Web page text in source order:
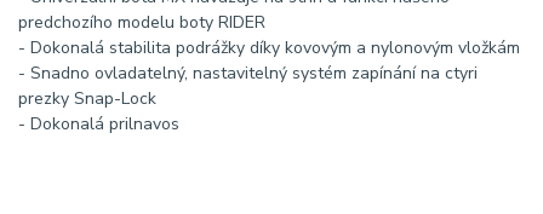
predchozího modelu boty RIDER
- Dokonalá stabilita podrážky díky kovovým a nylonovým vložkám
- Snadno ovladatelný, nastavitelný systém zapínání na ctyri
prezky Snap-Lock
- Dokonalá prilnavos